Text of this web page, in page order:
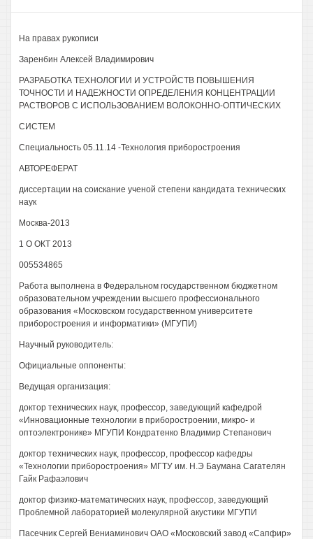
На правах рукописи
Заренбин Алексей Владимирович
РАЗРАБОТКА ТЕХНОЛОГИИ И УСТРОЙСТВ ПОВЫШЕНИЯ
ТОЧНОСТИ И НАДЕЖНОСТИ ОПРЕДЕЛЕНИЯ КОНЦЕНТРАЦИИ
РАСТВОРОВ С ИСПОЛЬЗОВАНИЕМ ВОЛОКОННО-ОПТИЧЕСКИХ
СИСТЕМ
Специальность 05.11.14 -Технология приборостроения
АВТОРЕФЕРАТ
диссертации на соискание ученой степени кандидата технических
наук
Москва-2013
1 О ОКТ 2013
005534865
Работа выполнена в Федеральном государственном бюджетном
образовательном учреждении высшего профессионального
образования «Московском государственном университете
приборостроения и информатики» (МГУПИ)
Научный руководитель:
Официальные оппоненты:
Ведущая организация:
доктор технических наук, профессор, заведующий кафедрой
«Инновационные технологии в приборостроении, микро- и
оптоэлектронике» МГУПИ Кондратенко Владимир Степанович
доктор технических наук, профессор, профессор кафедры
«Технологии приборостроения» МГТУ им. Н.Э Баумана Сагателян
Гайк Рафаэлович
доктор физико-математических наук, профессор, заведующий
Проблемной лабораторией молекулярной акустики МГУПИ
Пасечник Сергей Вениаминович ОАО «Московский завод «Сапфир»